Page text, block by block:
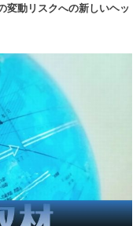
変動リスクへの新しいヘッ